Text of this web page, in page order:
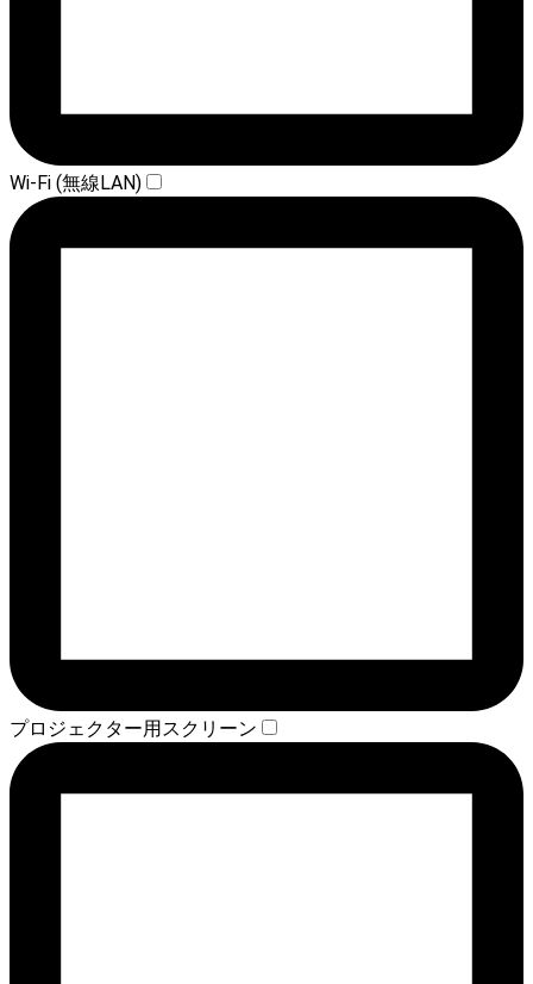
Wi-Fi (無線LAN)
プロジェクター用スクリーン